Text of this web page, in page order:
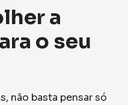
a
o seu
não basta pensar só